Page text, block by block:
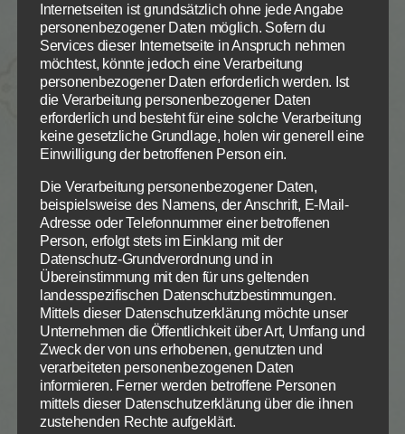
Und: Warum machen wir einen Unterschied
zwischen den verschiedenen Aussagen des Wortes
Gottes? Von allen Verheißungen sagen wir:
„Sie sind
wahr, Gott wird sie hier auf dieser Erde erfüllen,
nicht erst im Himmel, Gott ist treu.“Und warum
sagen wir dann von seinen Geboten:„Seine Gebote
werden wir erst im Himmel vollkommen halten
können, nicht schon auf dieser Erde.“?
Warum glauben wir alle Aussagen der Heiligen
Schrift in Bezug auf unsere Bekehrung und
Wiedergeburt ohne Ausnahme und Probleme? Und
warum stehen wir dann sprachlos und ungläubig vor
den wunderbaren Aussagen der Schrift zu unserer
Heiligung, dass wir wie Christus sein sollen und
können?
Der Mensch sagt immer: „Ich kann nicht“. Oder „
will nicht“. Aber das ist doch nicht der Punkt. Wenn
Zum Betrieb der Seite notwendige Cookies:
Name
PHP Session Cookie
Anbieter
Eigentümer dieser Website
Zweck
Absicherung Kontaktformular / SPAM
Schutz
Cookie Name
PHPSESSID
Cookie Laufzeit
Session
Name
Cookiespeicherung
Entscheidungscookie
Anbieter
Eigentümer dieser Website
Datenschutzeinstellungen
Wir nutzen Cookies auf unserer Website. Einige von ihnen
sind essenziell, während andere uns helfen, diese Website
und Ihre Erfahrung zu verbessern.
Notwendig Info Statistiken Info
ALLE AKZEPTIEREN
speichern
Internetseiten ist grundsätzlich ohne jede Angabe
personenbezogener Daten möglich. Sofern du
Services dieser Internetseite in Anspruch nehmen
möchtest, könnte jedoch eine Verarbeitung
personenbezogener Daten erforderlich werden. Ist
die Verarbeitung personenbezogener Daten
erforderlich und besteht für eine solche Verarbeitung
keine gesetzliche Grundlage, holen wir generell eine
Einwilligung der betroffenen Person ein.
Die Verarbeitung personenbezogener Daten,
beispielsweise des Namens, der Anschrift, E-Mail-
Adresse oder Telefonnummer einer betroffenen
Person, erfolgt stets im Einklang mit der
Datenschutz-Grundverordnung und in
Übereinstimmung mit den für uns geltenden
landesspezifischen Datenschutzbestimmungen.
Mittels dieser Datenschutzerklärung möchte unser
Unternehmen die Öffentlichkeit über Art, Umfang und
Zweck der von uns erhobenen, genutzten und
verarbeiteten personenbezogenen Daten
informieren. Ferner werden betroffene Personen
mittels dieser Datenschutzerklärung über die ihnen
zustehenden Rechte aufgeklärt.